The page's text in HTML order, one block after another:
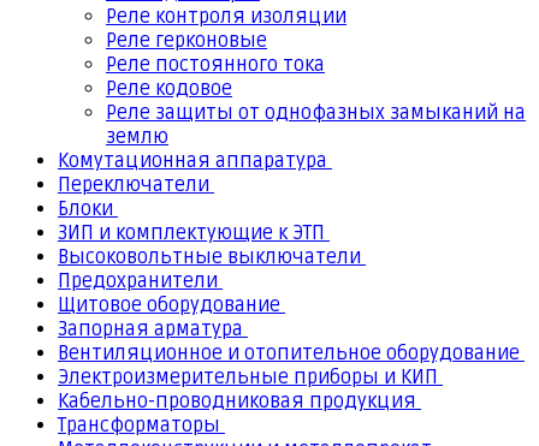
Реле контроля изоляции
Реле герконовые
Реле постоянного тока
Реле кодовое
Реле защиты от однофазных замыканий на
землю
Комутационная аппаратура
Переключатели
Блоки
ЗИП и комплектующие к ЭТП
Высоковольтные выключатели
Предохранители
Щитовое оборудование
Запорная арматура
Вентиляционное и отопительное оборудование
Электроизмерительные приборы и КИП
Кабельно-проводниковая продукция
Трансформаторы